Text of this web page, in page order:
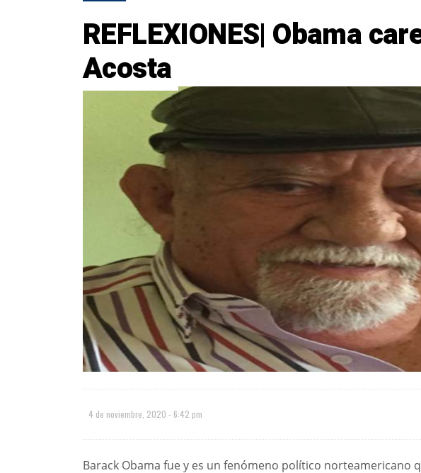
REFLEXIONES| Obama
Acosta
4 de noviembre, 2020 - 6:42 pm
Barack Obama fue y es un fenómeno político norteamericano